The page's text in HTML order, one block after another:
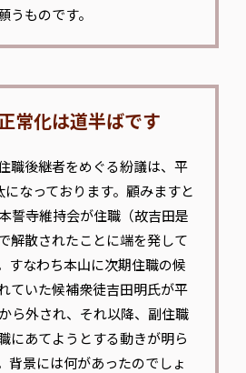
うものです。
常化は道半ばです
職後継者をめぐる紛議は、平
なっております。顧みますと
誓寺維持会が住職（故吉田是
解散されたことに端を発して
すなわち本山に次期住職の候
ていた候補衆徒吉田明氏が平
ら外され、それ以降、副住職
にあてようとする動きが明ら
背景には何があったのでしょ